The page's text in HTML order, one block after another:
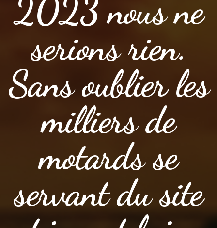
2023 nous ne
serions rien.
Sans oublier les
milliers de
motards se
servant du site